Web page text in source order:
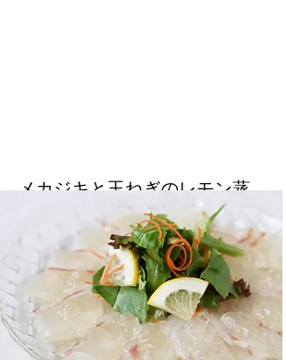
メカジキと玉ねぎのレモン蒸
し/Steamed Swordfish and
Onion with Lemon
メカジキにレモンの風味！透明醤油がいきて
います/Swordfish with lemon flavor! Clear
soy sauce really comes alive.